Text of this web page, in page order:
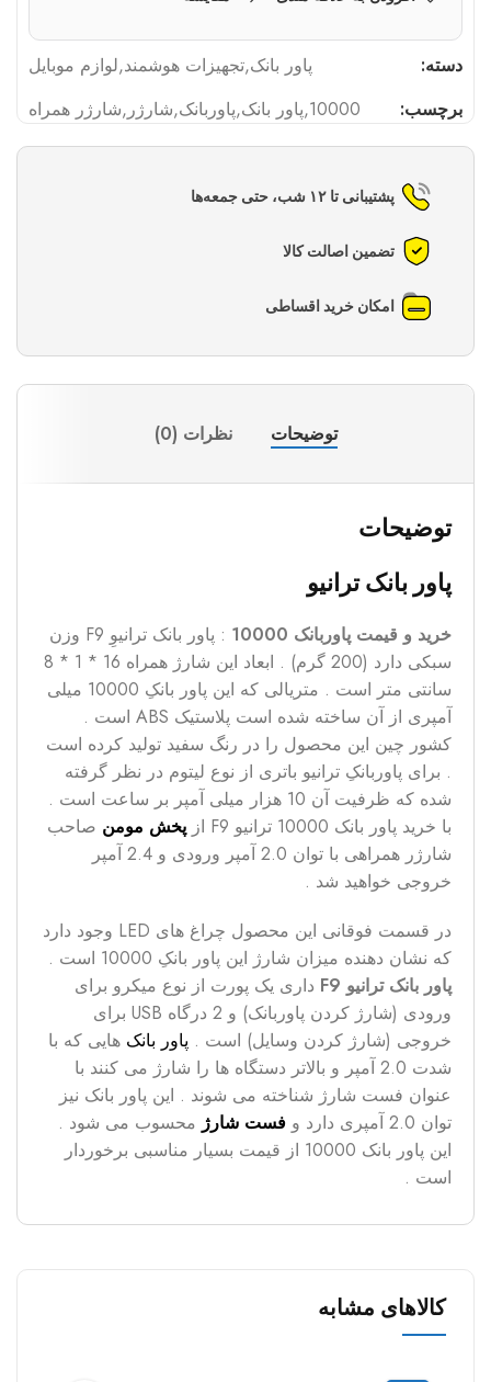
دسته: پاور بانک,تجهیزات هوشمند,لوازم موبایل
برچسب:
10000
,پاور بانک,پاوربانک,شارژر ,شارژر همراه
پشتیبانی تا ۱۲ شب، حتی جمعه‌ها
تضمین اصالت کالا
امکان خرید اقساطی
توضیحات نظرات (0)
توضیحات
پاور بانک ترانیو
خرید و قیمت پاوربانک 10000
: پاور بانک ترانیوِ F9 وزن
سبکی دارد (200 گرم) . ابعاد این شارژ همراه 16 * 1 * 8
سانتی متر است . متریالی که این پاور بانکِ 10000 میلی
آمپری از آن ساخته شده است پلاستیک ABS است .
کشور چین این محصول را در رنگ سفید تولید کرده است
. برای پاوربانکِ ترانیو باتری از نوع لیتوم در نظر گرفته
شده که ظرفیت آن 10 هزار میلی آمپر بر ساعت است .
با خرید پاور بانک 10000 ترانیو F9 از
پخش مومن صاحب
شارژر همراهی با توان 2.0 آمپر ورودی و 2.4 آمپر
خروجی خواهید شد .
در قسمت فوقانی این محصول چراغ های LED وجود دارد
که نشان دهنده میزان شارژ این پاور بانکِ 10000 است .
پاور بانک ترانیو F9
داری یک پورت از نوع میکرو برای
ورودی (شارژ کردن پاوربانک) و 2 درگاه USB برای
خروجی (شارژ کردن وسایل) است . پاور بانک هایی که با
شدت 2.0 آمپر و بالاتر دستگاه ها را شارژ می کنند با
عنوان فست شارژ شناخته می شوند . این پاور بانک نیز
توان 2.0 آمپری دارد و
فست شارژ محسوب می شود .
این پاور بانک 10000 از قیمت بسیار مناسبی برخوردار
است .
کالاهای مشابه